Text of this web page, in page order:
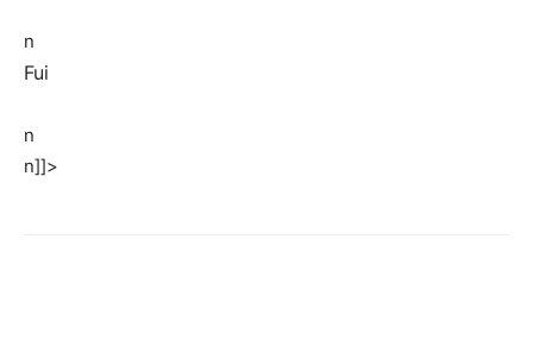
n
Fui
n
n]]>